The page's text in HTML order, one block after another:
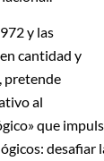
y las
cantidad y
pretende
al
que
desafiar